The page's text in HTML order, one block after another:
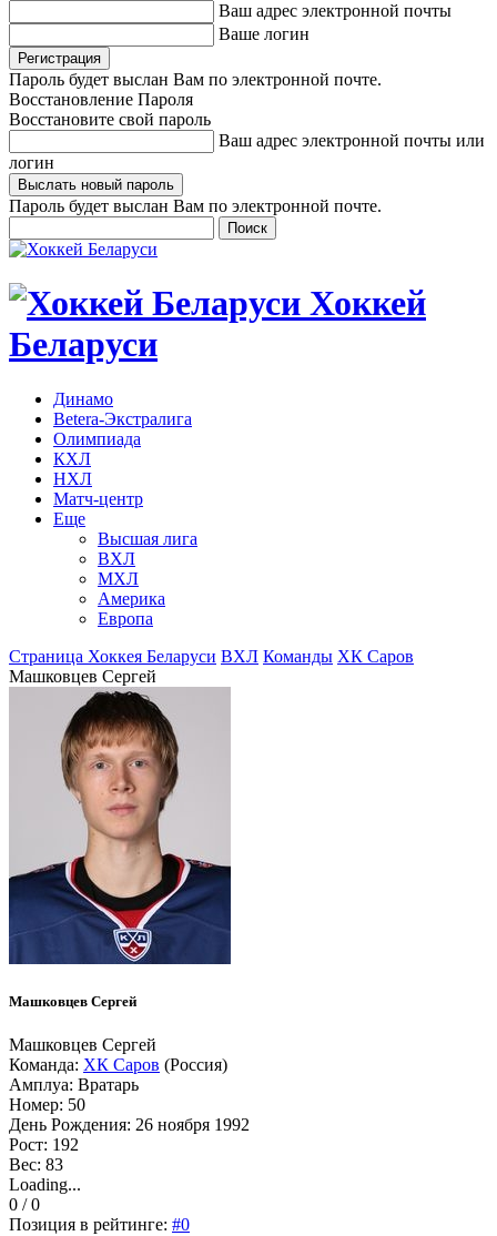
Ваш адрес электронной почты
Ваше логин
Пароль будет выслан Вам по электронной почте.
Восстановление Пароля
Восстановите свой пароль
Ваш адрес электронной почты или
логин
Пароль будет выслан Вам по электронной почте.
Хоккей
Беларуси
Динамо
Betera-Экстралига
Олимпиада
КХЛ
НХЛ
Матч-центр
Еще
Высшая лига
ВХЛ
МХЛ
Америка
Европа
Страница Хоккея Беларуси ВХЛ Команды ХК Саров
Машковцев Сергей
Машковцев Сергей
Машковцев Сергей
Команда: ХК Саров (Россия)
Амплуа: Вратарь
Номер: 50
День Рождения: 26 ноября 1992
Рост: 192
Вес: 83
Loading...
0 / 0
Позиция в рейтинге: #0